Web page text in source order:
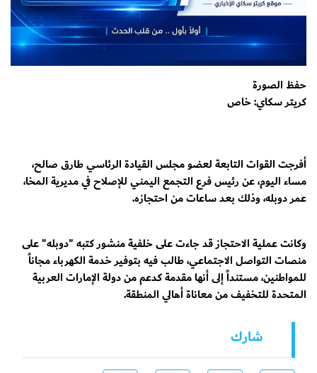
حفظ الصورة
كريتر سكاي: خاص
أفرجت القوات التابعة لعضو مجلس القيادة الرئاسي طارق صالح،
مساء اليوم، عن رئيس فرع التجمع اليمني للإصلاح في مديرية المخا،
عمر دوبله، وذلك بعد ساعات من احتجازه.
وكانت عملية الاحتجاز قد جاءت على خلفية منشور كتبه "دوبله" على
منصات التواصل الاجتماعي، طالب فيه بتوفير خدمة الكهرباء مجاناً
للمواطنين، مستنداً إلى أنها مقدمة كدعم من دولة الإمارات العربية
المتحدة للتخفيف من معاناة أهالي المنطقة.
شارك